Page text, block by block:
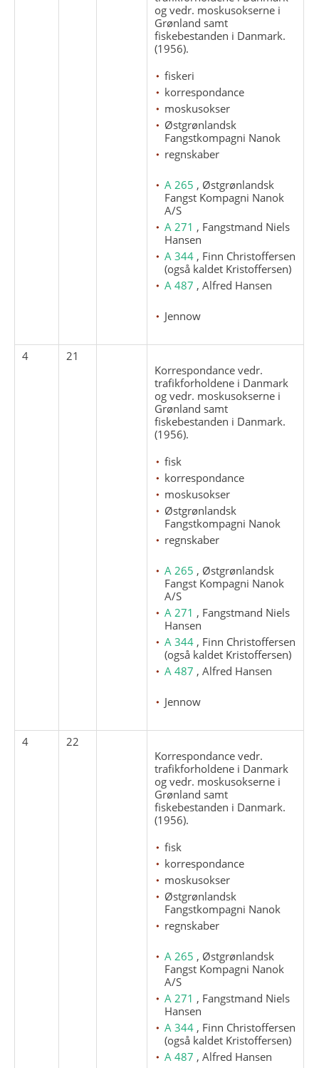
og vedr. moskusokserne i
Grønland samt
fiskebestanden i Danmark.
(1956).
fiskeri
korrespondance
moskusokser
Østgrønlandsk
Fangstkompagni Nanok
regnskaber
A 265 , Østgrønlandsk
Fangst Kompagni Nanok
A/S
A 271 , Fangstmand Niels
Hansen
A 344 , Finn Christoffersen
(også kaldet Kristoffersen)
A 487 , Alfred Hansen
Jennow
4
21
Korrespondance vedr.
trafikforholdene i Danmark
og vedr. moskusokserne i
Grønland samt
fiskebestanden i Danmark.
(1956).
fisk
korrespondance
moskusokser
Østgrønlandsk
Fangstkompagni Nanok
regnskaber
A 265 , Østgrønlandsk
Fangst Kompagni Nanok
A/S
A 271 , Fangstmand Niels
Hansen
A 344 , Finn Christoffersen
(også kaldet Kristoffersen)
A 487 , Alfred Hansen
Jennow
4
22
Korrespondance vedr.
trafikforholdene i Danmark
og vedr. moskusokserne i
Grønland samt
fiskebestanden i Danmark.
(1956).
fisk
korrespondance
moskusokser
Østgrønlandsk
Fangstkompagni Nanok
regnskaber
A 265 , Østgrønlandsk
Fangst Kompagni Nanok
A/S
A 271 , Fangstmand Niels
Hansen
A 344 , Finn Christoffersen
(også kaldet Kristoffersen)
A 487 , Alfred Hansen